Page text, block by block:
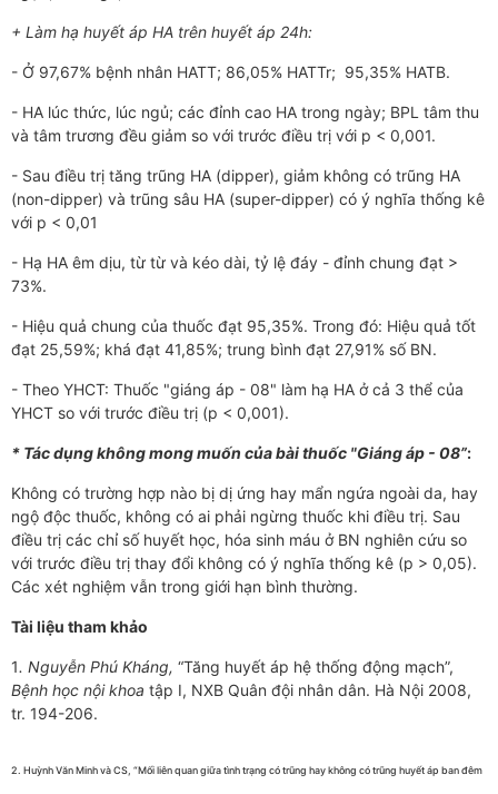
+ Làm hạ huyết áp HA trên huyết áp 24h:
- Ở 97,67% bệnh nhân HATT; 86,05% HATTr; 95,35% HATB.
- HA lúc thức, lúc ngủ; các đỉnh cao HA trong ngày; BPL tâm thu
và tâm trương đều giảm so với trước điều trị với p < 0,001.
- Sau điều trị tăng trũng HA (dipper), giảm không có trũng HA
(non-dipper) và trũng sâu HA (super-dipper) có ý nghĩa thống kê
với p < 0,01
- Hạ HA êm dịu, từ từ và kéo dài, tỷ lệ đáy - đỉnh chung đạt >
73%.
- Hiệu quả chung của thuốc đạt 95,35%. Trong đó: Hiệu quả tốt
đạt 25,59%; khá đạt 41,85%; trung bình đạt 27,91% số BN.
- Theo YHCT: Thuốc "giáng áp - 08" làm hạ HA ở cả 3 thể của
YHCT so với trước điều trị (p < 0,001).
* Tác dụng không mong muốn của bài thuốc "Giáng áp - 08”:
Không có trường hợp nào bị dị ứng hay mẩn ngứa ngoài da, hay
ngộ độc thuốc, không có ai phải ngừng thuốc khi điều trị. Sau
điều trị các chỉ số huyết học, hóa sinh máu ở BN nghiên cứu so
với trước điều trị thay đổi không có ý nghĩa thống kê (p > 0,05).
Các xét nghiệm vẫn trong giới hạn bình thường.
Tài liệu tham khảo
1. Nguyễn Phú Kháng, “Tăng huyết áp hệ thống động mạch”,
Bệnh học nội khoa tập I, NXB Quân đội nhân dân. Hà Nội 2008,
tr. 194-206.
2. Huỳnh Văn Minh và CS, “Mối liên quan giữa tình trạng có trũng hay không có trũng huyết áp ban đêm